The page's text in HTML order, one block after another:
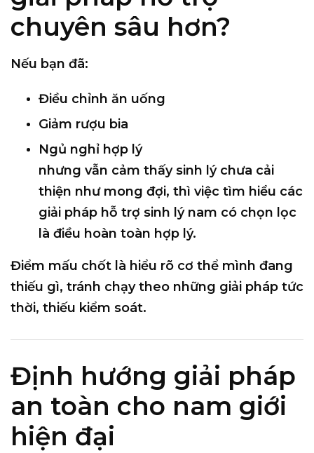
chuyên sâu hơn?
Nếu bạn đã:
Điều chỉnh ăn uống
Giảm rượu bia
Ngủ nghỉ hợp lý
nhưng vẫn cảm thấy sinh lý chưa cải
thiện như mong đợi, thì việc tìm hiểu các
giải pháp hỗ trợ sinh lý nam có chọn lọc
là điều hoàn toàn hợp lý.
Điểm mấu chốt là hiểu rõ cơ thể mình đang
thiếu gì, tránh chạy theo những giải pháp tức
thời, thiếu kiểm soát.
Định hướng giải pháp
an toàn cho nam giới
hiện đại